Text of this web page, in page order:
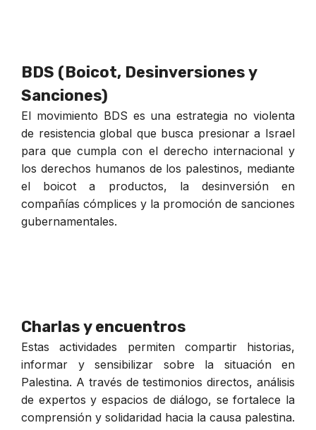
BDS (Boicot, Desinversiones y
Sanciones)
El movimiento BDS es una estrategia no violenta
de resistencia global que busca presionar a Israel
para que cumpla con el derecho internacional y
los derechos humanos de los palestinos, mediante
el boicot a productos, la desinversión en
compañías cómplices y la promoción de sanciones
gubernamentales.
Charlas y encuentros
Estas actividades permiten compartir historias,
informar y sensibilizar sobre la situación en
Palestina. A través de testimonios directos, análisis
de expertos y espacios de diálogo, se fortalece la
comprensión y solidaridad hacia la causa palestina.